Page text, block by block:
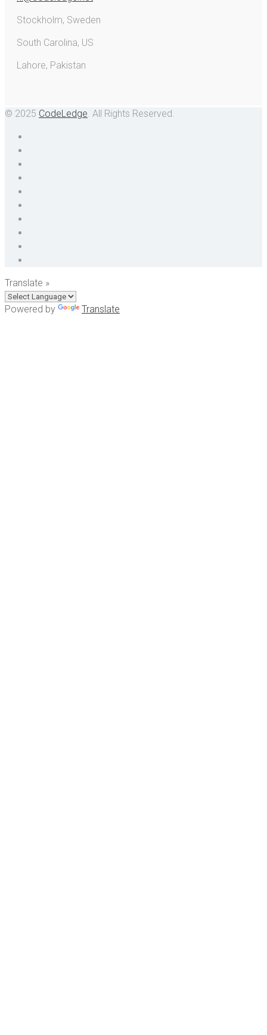
Stockholm, Sweden
South Carolina, US
Lahore, Pakistan
© 2025 CodeLedge. All Rights Reserved.
Translate »
Powered by Translate